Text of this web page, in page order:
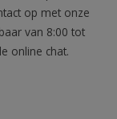
op met onze
van 8:00 tot
online chat.